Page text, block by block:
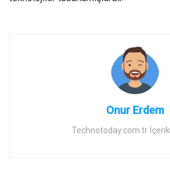
Onur Erdem
Technotoday.com.tr